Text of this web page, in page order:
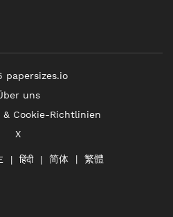
papersizes.io
uns
Cookie-Richtlinien
X
हिंदी 简体 繁體